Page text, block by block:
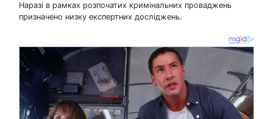
Наразі в рамках розпочатих кримінальних проваджень
призначено низку експертних досліджень.